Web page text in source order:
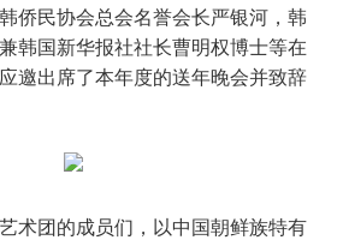
侨民协会总会名誉会长严银河，韩
韩国新华报社社长曹明权博士等在
邀出席了本年度的送年晚会并致辞
术团的成员们，以中国朝鲜族特有